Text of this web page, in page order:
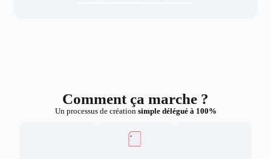
Comment ça marche ?
Un processus de création simple délégué à 100%